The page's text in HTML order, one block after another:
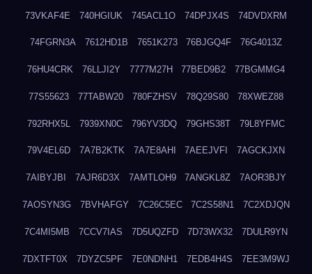
73VKAF4E 740HGIUK 745ACL1O 74DPJX4S 74DVDXRM
74FGRN3A 7612HD1B 7651K273 76BJGQ4F 76G4013Z
76HU4CRK 76LLJI2Y 7777M27H 77BED9B2 77BGMMG4
77S55623 77TABW20 780FZHSV 78Q29S80 78XWEZ88
792RHX5L 7939XN0C 796YV3DQ 79GHS38T 79L8YFMC
79V4EL6D 7A7B2KTK 7A7E8AHI 7AEEJVFI 7AGCKJXN
7AIBYJBI 7AJR6D3X 7AMTLOH9 7ANGKL8Z 7AOR3BJY
7AOSYN3G 7BVHAFGY 7C26C5EC 7C2S58N1 7C2XDJQN
7C4MI5MB 7CCV7IAS 7D5UQZFD 7D73WX32 7DULR9YN
7DXTFT0X 7DYZC5PF 7E0NDNH1 7EDB4H4S 7EE3M9WJ